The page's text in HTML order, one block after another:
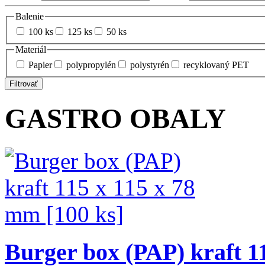
Balenie
100 ks
125 ks
50 ks
Materiál
Papier
polypropylén polystyrén recyklovaný PET
Filtrovať
GASTRO OBALY
Burger box (PAP) kraft